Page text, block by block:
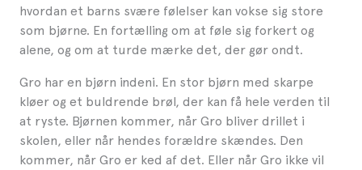
hvordan et barns svære følelser kan vokse sig store
som bjørne. En fortælling om at føle sig forkert og
alene, og om at turde mærke det, der gør ondt.
Gro har en bjørn indeni. En stor bjørn med skarpe
kløer og et buldrende brøl, der kan få hele verden til
at ryste. Bjørnen kommer, når Gro bliver drillet i
skolen, eller når hendes forældre skændes. Den
kommer, når Gro er ked af det. Eller når Gro ikke vil